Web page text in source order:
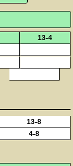
13-4
13-8
4-8